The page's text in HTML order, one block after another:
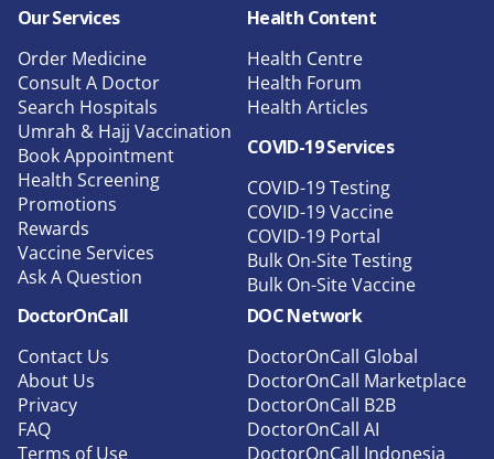
Our Services
Order Medicine
Consult A Doctor
Search Hospitals
Umrah & Hajj Vaccination
Book Appointment
Health Screening
Promotions
Rewards
Vaccine Services
Ask A Question
Health Content
Health Centre
Health Forum
Health Articles
COVID-19 Services
COVID-19 Testing
COVID-19 Vaccine
COVID-19 Portal
Bulk On-Site Testing
Bulk On-Site Vaccine
DoctorOnCall
Contact Us
About Us
Privacy
FAQ
Terms of Use
DOC Network
DoctorOnCall Global
DoctorOnCall Marketplace
DoctorOnCall B2B
DoctorOnCall AI
DoctorOnCall Indonesia